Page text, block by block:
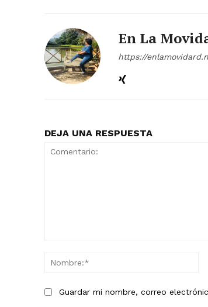
En La
https://
DEJA UNA RESPUESTA
Guardar mi nombre, correo